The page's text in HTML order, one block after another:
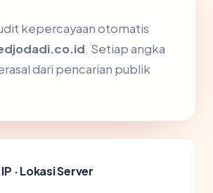
kepercayaan otomatis
. Setiap angka
dari pencarian publik
· Lokasi Server